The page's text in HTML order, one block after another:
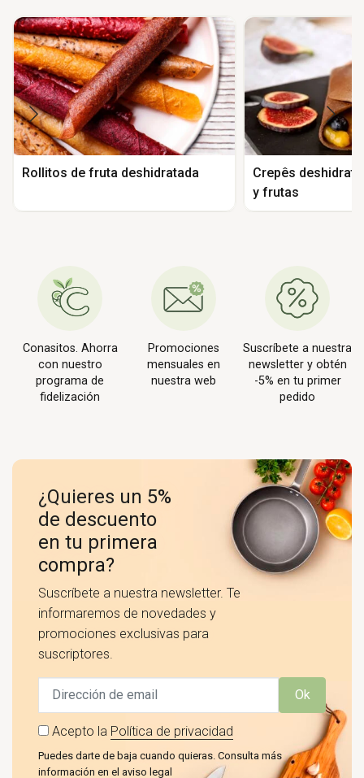
Rollitos de fruta deshidratada
Crepês
y frutas
Conasitos. Ahorra
con nuestro
programa de
fidelización
Promociones
mensuales en
nuestra web
Suscríbete a nuestra
newsletter y obtén
-5% en tu primer
pedido
¿Quieres un 5%
de descuento
en tu primera
compra?
Suscríbete a nuestra newsletter. Te
informaremos de novedades y
promociones exclusivas para
suscriptores.
Ok
Acepto la Política de privacidad
Puedes darte de baja cuando quieras. Consulta más
información en el aviso legal